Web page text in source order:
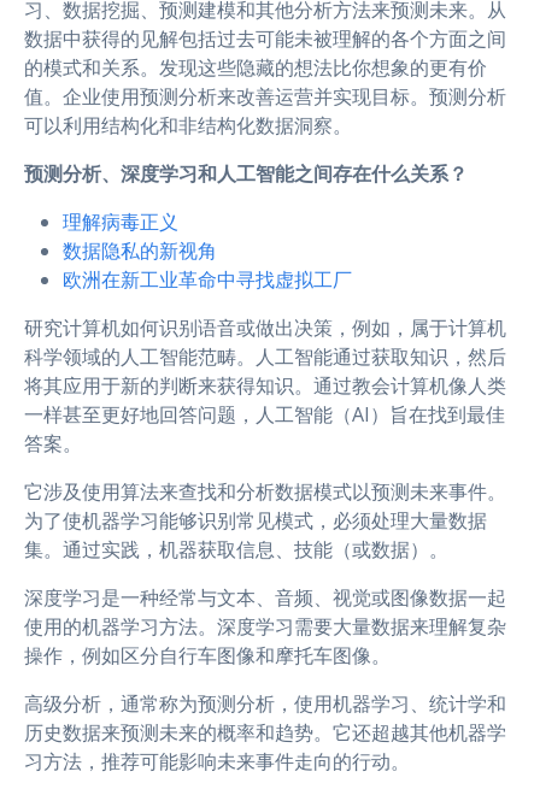
习、数据挖掘、预测建模和其他分析方法来预测未来。从
数据中获得的见解包括过去可能未被理解的各个方面之间
的模式和关系。发现这些隐藏的想法比你想象的更有价
值。企业使用预测分析来改善运营并实现目标。预测分析
可以利用结构化和非结构化数据洞察。
预测分析、深度学习和人工智能之间存在什么关系？
理解病毒正义
数据隐私的新视角
欧洲在新工业革命中寻找虚拟工厂
研究计算机如何识别语音或做出决策，例如，属于计算机
科学领域的人工智能范畴。人工智能通过获取知识，然后
将其应用于新的判断来获得知识。通过教会计算机像人类
一样甚至更好地回答问题，人工智能（AI）旨在找到最佳
答案。
它涉及使用算法来查找和分析数据模式以预测未来事件。
为了使机器学习能够识别常见模式，必须处理大量数据
集。通过实践，机器获取信息、技能（或数据）。
深度学习是一种经常与文本、音频、视觉或图像数据一起
使用的机器学习方法。深度学习需要大量数据来理解复杂
操作，例如区分自行车图像和摩托车图像。
高级分析，通常称为预测分析，使用机器学习、统计学和
历史数据来预测未来的概率和趋势。它还超越其他机器学
习方法，推荐可能影响未来事件走向的行动。